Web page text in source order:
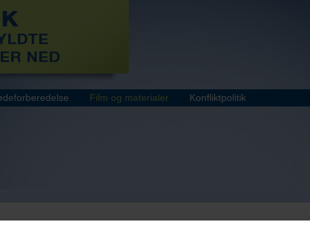
Film og materialer Konfliktpolitik